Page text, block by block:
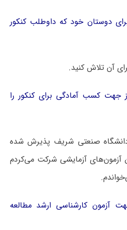
دوستان خود که داوطلب کنکور
آن تلاش کنید.
جهت کسب آمادگی برای کنکور را
دانشگاه صنعتی شریف پذیرش شده
آزمون‌های آزمایشی شرکت می‌کردم
آزمون کارشناسی ارشد مطالعه